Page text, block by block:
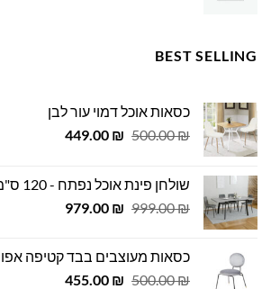
BEST SELLING
כסאות אוכל דמוי עור לבן
500.00₪
המחיר
500.00 ₪.
449.00 ₪
המחיר
449.00 ₪.שולחן פינת אוכל נפתח - 120 ס"מ נפתח ל-160 ס"מ
999.00₪
המחיר
999.00 ₪.
979.00 ₪
המחיר
979.00 ₪.
כסאות מעוצבים בבד קטיפה
500.00₪
המחיר
455.00 ₪
המחיר